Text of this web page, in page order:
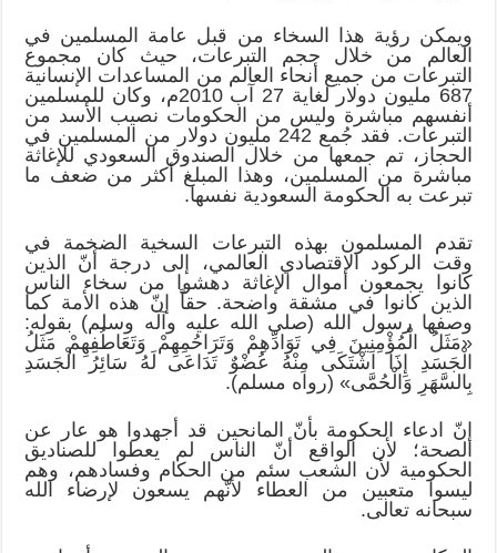
ويمكن رؤية هذا السخاء من قبل عامة المسلمين في
العالم من خلال حجم التبرعات، حيث كان مجموع
التبرعات من جميع أنحاء العالم من المساعدات الإنسانية
687 مليون دولار لغاية 27 آب 2010م، وكان للمسلمين
أنفسهم مباشرة وليس من الحكومات نصيب الأسد من
التبرعات. فقد جُمع 242 مليون دولار من المسلمين في
الحجاز، تم جمعها من خلال الصندوق السعودي للإغاثة
مباشرة من المسلمين، وهذا المبلغ أكثر من ضعف ما
تبرعت به الحكومة السعودية نفسها.
تقدم المسلمون بهذه التبرعات السخية الضخمة في
وقت الركود الاقتصادي العالمي، إلى درجة أنّ الذين
كانوا يجمعون أموال الإغاثة دهشوا من سخاء الناس
الذين كانوا في مشقة واضحة. حقاً إنّ هذه الأمة كما
وصفها رسول الله (صلى الله عليه وآله وسلم) بقوله:
«مَثَلُ الْمُؤْمِنِينَ فِي تَوَادِّهِمْ وَتَرَاحُمِهِمْ وَتَعَاطُفِهِمْ مَثَلُ
الْجَسَدِ إِذَا اشْتَكَى مِنْهُ عُضْوٌ تَدَاعَى لَهُ سَائِرُ الْجَسَدِ
بِالسَّهَرِ وَالْحُمَّى» (رواه مسلم).
إنّ ادعاء الحكومة بأنّ المانحين قد أجهدوا هو عار عن
الصحة؛ لأن الواقع أنّ الناس لم يعطوا للصناديق
الحكومية لأن الشعب سئم من الحكام وفسادهم، وهم
ليسوا متعبين من العطاء لأنّهم يسعون لإرضاء الله
سبحانه تعالى.